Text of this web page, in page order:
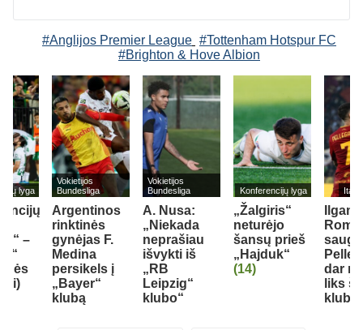
#Anglijos Premier League #Tottenham Hotspur FC
#Brighton & Hove Albion
lyga
–
Vokietijos
Bundesliga
Argentinos
rinktinės
gynėjas F.
Medina
persikels į
„Bayer“
klubą
Vokietijos
Bundesliga
A. Nusa:
„Niekada
neprašiau
išvykti iš
„RB
Leipzig“
klubo“
Konferencijų lyga
„Žalgiris“
neturėjo
šansų prieš
„Hajduk“
(14)
dar
liks
klube